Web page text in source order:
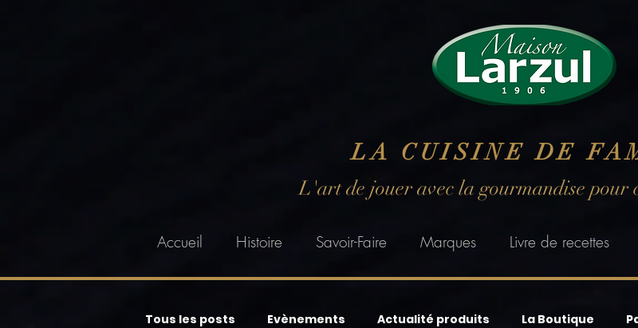
LA CUISINE DE
L'art de jouer avec la gourmandise pour
Accueil Histoire Savoir-Faire Marques Livre de recettes
Tous les posts Evènements Actualité produits La Boutique